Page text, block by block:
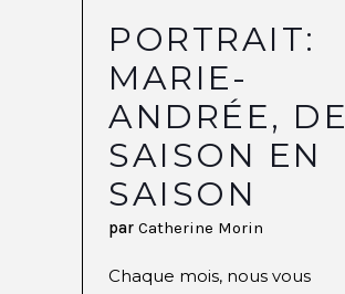
PORTRAIT:
MARIE-
ANDRÉE, DE
SAISON EN
SAISON
par Catherine Morin
Chaque mois, nous vous